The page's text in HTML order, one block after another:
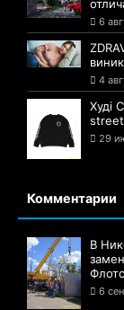
6
4
Худі
29
Комментарии
В
6